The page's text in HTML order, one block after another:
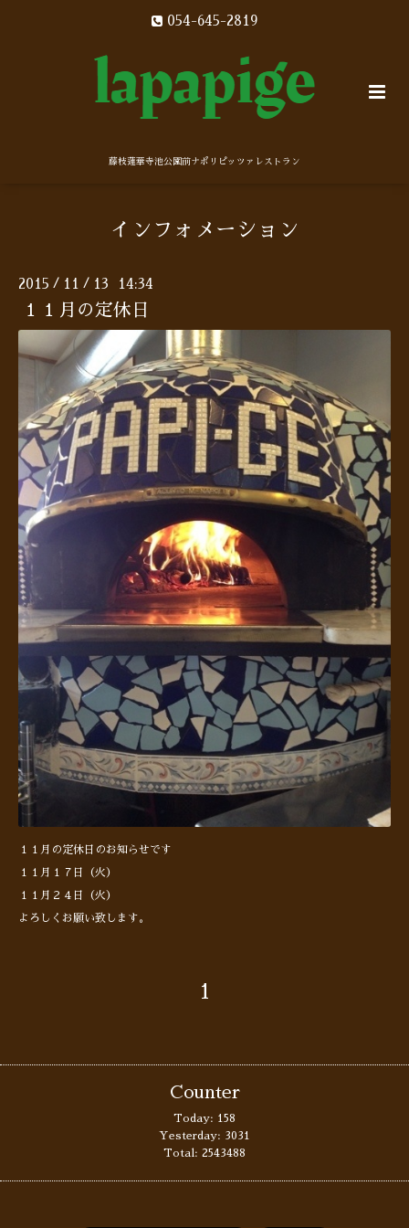
054-645-2819
藤枝蓮華寺池公園前ナポリピッツァレストラン
インフォメーション
2015 / 11 / 13 14:34
１１月の定休日
１１月の定休日のお知らせです
１１月１７日（火）
１１月２４日（火）
よろしくお願い致します。
1
Counter
Today: 158
Yesterday: 3031
Total: 2543488